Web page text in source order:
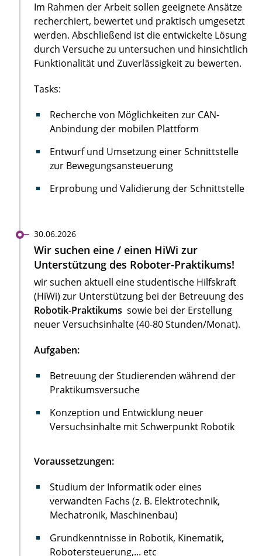
Im Rahmen der Arbeit sollen geeignete Ansätze
recherchiert, bewertet und praktisch umgesetzt
werden. Abschließend ist die entwickelte Lösung
durch Versuche zu untersuchen und hinsichtlich
Funktionalität und Zuverlässigkeit zu bewerten.
Tasks:
Recherche von Möglichkeiten zur CAN-
Anbindung der mobilen Plattform
Entwurf und Umsetzung einer Schnittstelle
zur Bewegungsansteuerung
Erprobung und Validierung der Schnittstelle
30.06.2026
Wir suchen eine / einen HiWi zur
Unterstützung des Roboter-Praktikums!
wir suchen aktuell eine studentische Hilfskraft
(HiWi) zur Unterstützung bei der Betreuung des
Robotik-Praktikums sowie bei der Erstellung
neuer Versuchsinhalte (40-80 Stunden/Monat).
Aufgaben:
Betreuung der Studierenden während der
Praktikumsversuche
Konzeption und Entwicklung neuer
Versuchsinhalte mit Schwerpunkt Robotik
Voraussetzungen:
Studium der Informatik oder eines
verwandten Fachs (z. B. Elektrotechnik,
Mechatronik, Maschinenbau)
Grundkenntnisse in Robotik, Kinematik,
Robotersteuerung,... etc